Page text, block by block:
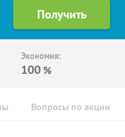
Экономия:
100 %
Вопросы по акции